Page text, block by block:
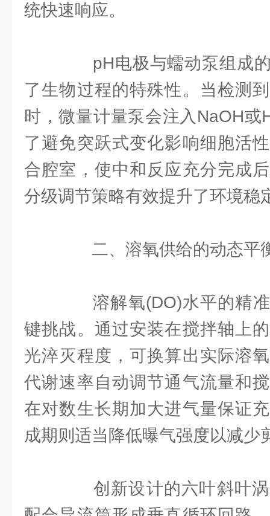
统快速响应。
pH电极与蠕动泵组成的
了生物过程的特殊性。当检测
时，微量计量泵会注入NaOH或
了避免突跃式变化影响细胞活
合腔室，使中和反应充分完成
分级调节策略有效提升了环境稳
二、溶氧供给的动态平
溶解氧(DO)水平的精准
键挑战。通过安装在搅拌轴上
光淬灭程度，可换算出实际溶
代谢速率自动调节通气流量和
在对数生长期加大进气量保证
成期则适当降低曝气强度以减少
创新设计的六叶斜叶涡